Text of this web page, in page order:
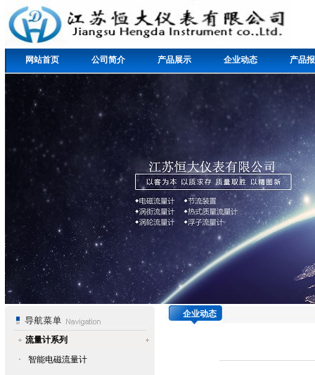
网站首页 公司简介 产品展示 企业动态 产品
流量计系列
·
智能电磁流量计
企业动态